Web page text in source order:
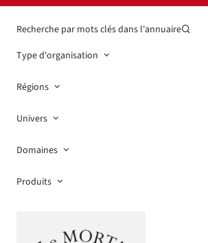
Recherche par mots clés dans l'annuaire
Type d'organisation
Régions
Univers
Domaines
Produits